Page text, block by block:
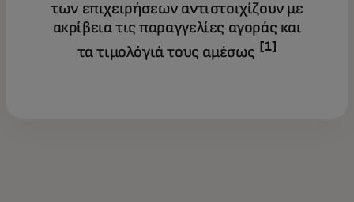
των επιχειρήσεων αντιστοιχίζουν με
ακρίβεια τις παραγγελίες αγοράς και
τα τιμολόγιά τους αμέσως [1]